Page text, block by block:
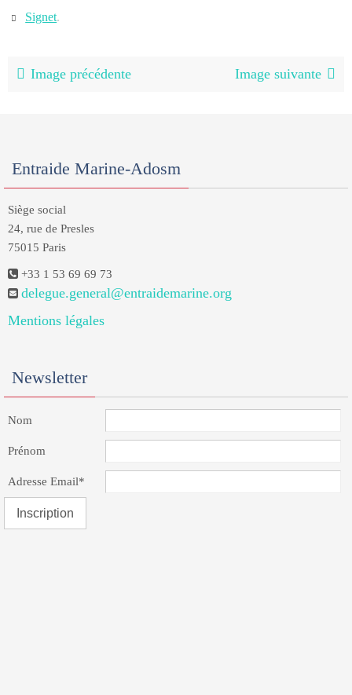
Signet.
Image précédente Image suivante
Entraide Marine-Adosm
Siège social
24, rue de Presles
75015 Paris
+33 1 53 69 69 73
delegue.general@entraidemarine.org
Mentions légales
Newsletter
Nom
Prénom
Adresse Email*